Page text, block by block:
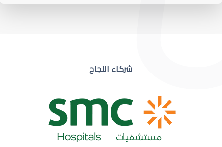
ضعف نظر مفاجئشركاء النجاح